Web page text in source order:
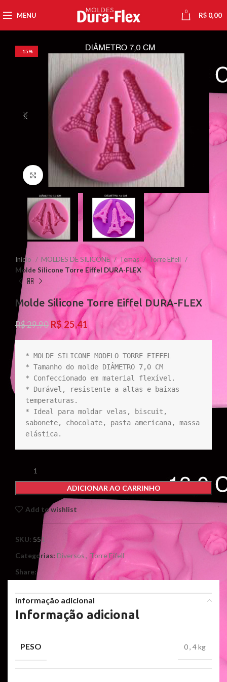
MENU 0 R$ 0,00
-15%
Click to enlarge
Início MOLDES DE SILICONE Temas
Torre Eifell
Molde Silicone Torre Eiffel DURA-FLEX
Molde Silicone Torre Eiffel DURA-FLEX
R$29,90 R$ 25,41
* MOLDE SILICONE MODELO TORRE EIFFEL
* Tamanho do molde DIÂMETRO 7,0 CM
* Confeccionado em material flexível.
* Durável, resistente a altas e baixas
temperaturas.
* Ideal para moldar velas, biscuit,
sabonete, chocolate, pasta americana, massa
elástica.
ADICIONAR AO CARRINHO
Add to wishlist
SKU: 551
Categorias: Diversos, Torre Eifell
Share:
Informação adicional
Informação adicional
PESO 0, 4 kg